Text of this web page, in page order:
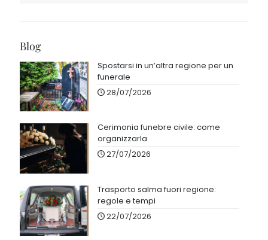
Blog
Spostarsi in un’altra regione per un
funerale
28/07/2026
Cerimonia funebre civile: come
organizzarla
27/07/2026
Trasporto salma fuori regione:
regole e tempi
22/07/2026